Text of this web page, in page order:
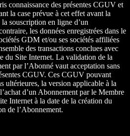
connaissance des présentes CGUV et
la case prévue à cet effet avant la
souscription en ligne d’un
les données enregistrées dans le
GDM et/ou ses sociétés affiliées
des transactions conclues avec
du Site Internet. La validation de la
par l’Abonné vaut acceptation sans
CGUV. Ces CGUV pouvant
ultérieures, la version applicable à la
d’un Abonnement par le Membre
Internet à la date de la création du
de l’Abonnement.